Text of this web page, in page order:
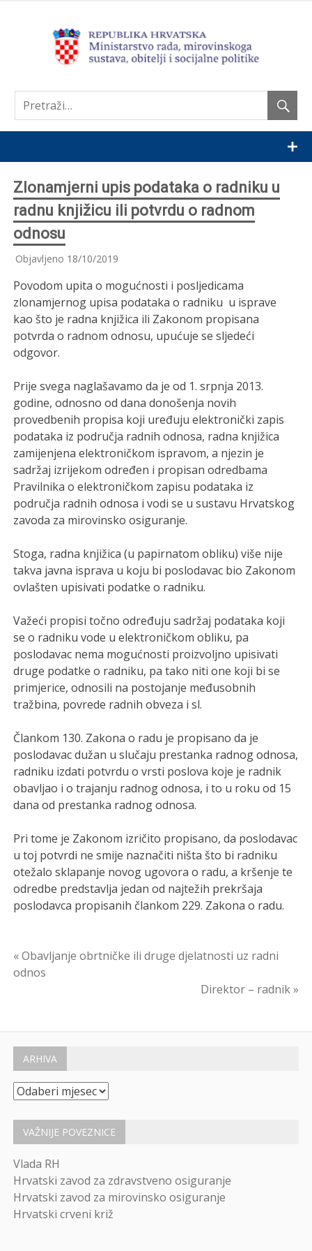
Zlonamjerni upis podataka o radniku u
radnu knjižicu ili potvrdu o radnom
odnosu
Objavljeno 18/10/2019
Povodom upita o mogućnosti i posljedicama
zlonamjernog upisa podataka o radniku u isprave
kao što je radna knjižica ili Zakonom propisana
potvrda o radnom odnosu, upućuje se sljedeći
odgovor.
Prije svega naglašavamo da je od 1. srpnja 2013.
godine, odnosno od dana donošenja novih
provedbenih propisa koji uređuju elektronički zapis
podataka iz područja radnih odnosa, radna knjižica
zamijenjena elektroničkom ispravom, a njezin je
sadržaj izrijekom određen i propisan odredbama
Pravilnika o elektroničkom zapisu podataka iz
područja radnih odnosa i vodi se u sustavu Hrvatskog
zavoda za mirovinsko osiguranje.
Stoga, radna knjižica (u papirnatom obliku) više nije
takva javna isprava u koju bi poslodavac bio Zakonom
ovlašten upisivati podatke o radniku.
Važeći propisi točno određuju sadržaj podataka koji
se o radniku vode u elektroničkom obliku, pa
poslodavac nema mogućnosti proizvoljno upisivati
druge podatke o radniku, pa tako niti one koji bi se
primjerice, odnosili na postojanje međusobnih
tražbina, povrede radnih obveza i sl.
Člankom 130. Zakona o radu je propisano da je
poslodavac dužan u slučaju prestanka radnog odnosa,
radniku izdati potvrdu o vrsti poslova koje je radnik
obavljao i o trajanju radnog odnosa, i to u roku od 15
dana od prestanka radnog odnosa.
Pri tome je Zakonom izričito propisano, da poslodavac
u toj potvrdi ne smije naznačiti ništa što bi radniku
otežalo sklapanje novog ugovora o radu, a kršenje te
odredbe predstavlja jedan od najtežih prekršaja
poslodavca propisanih člankom 229. Zakona o radu.
Navigacija
objava
« Obavljanje obrtničke ili druge djelatnosti uz radni
odnos
Direktor – radnik »
ARHIVA
Arhiva
VAŽNIJE POVEZNICE
Vlada RH
Hrvatski zavod za zdravstveno osiguranje
Hrvatski zavod za mirovinsko osiguranje
Hrvatski crveni križ